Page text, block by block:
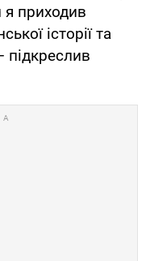
я приходив
історії та
підкреслив